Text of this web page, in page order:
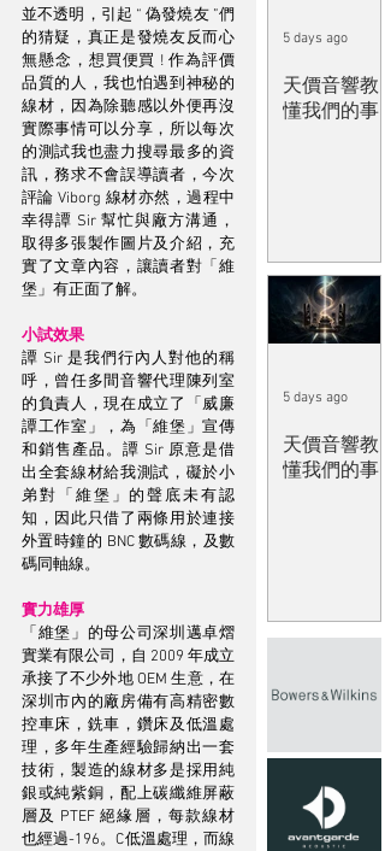
並不透明，引起 “ 偽發燒友 ”們
的猜疑，真正是發燒友反而心
無懸念，想買便買 ! 作為評價
品質的人，我也怕遇到神秘的
線材，因為除聽感以外便再沒
實際事情可以分享，所以每次
的測試我也盡力搜尋最多的資
訊，務求不會誤導讀者，今次
評論 Viborg 線材亦然，過程中
幸得譚 Sir 幫忙與廠方溝通，
取得多張製作圖片及介紹，充
實了文章內容，讓讀者對「維
堡」有正面了解。
小試效果
譚 Sir 是我們行內人對他的稱
呼，曾任多間音響代理陳列室
的負責人，現在成立了「威廉
譚工作室」，為「維堡」宣傳
和銷售產品。譚 Sir 原意是借
出全套線材給我測試，礙於小
弟對「維堡」的聲底未有認
知，因此只借了兩條用於連接
外置時鐘的 BNC 數碼線，及數
碼同軸線。
實力雄厚
「維堡」的母公司深圳邁卓熠
實業有限公司，自 2009 年成立
承接了不少外地 OEM 生意，在
深圳市內的廠房備有高精密數
控車床，銑車，鑽床及低溫處
理，多年生產經驗歸納出一套
技術，製造的線材多是採用純
銀或純紫銅，配上碳纖維屏蔽
層及 PTEF 絕緣層，每款線材
也經過-196。C低溫處理，而線
天價音響教
懂我們的事
5 days ago
天價音響教
懂我們的事
5 days ago